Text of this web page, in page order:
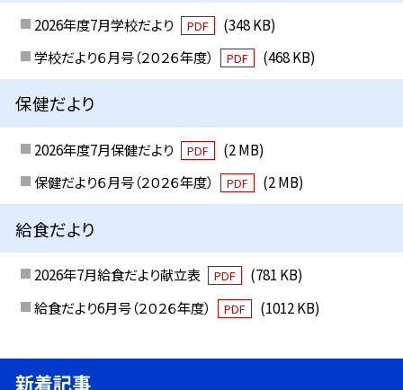
2026年度7月学校だより PDF
(348 KB)
学校だより６月号（２０２６年度）
PDF (468 KB)
保健だより
2026年度7月保健だより PDF
(2 MB)
保健だより６月号（２０２６年度）
PDF (2 MB)
給食だより
2026年7月給食だより献立表 PDF
(781 KB)
給食だより6月号（２０２６年度）
PDF (1012 KB)
新着記事